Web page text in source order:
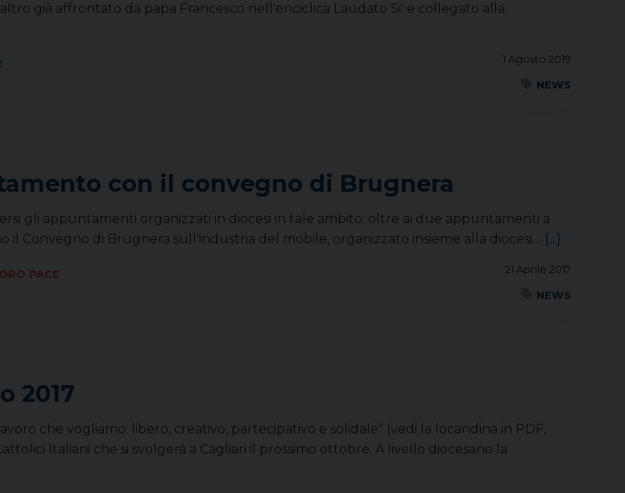
già affrontato da papa Francesco nell'enciclica Laudato Si' e collegato alla
1 Agosto 2019
NEWS
con il convegno di Brugnera
gli appuntamenti organizzati in diocesi in tale ambito: oltre ai due appuntamenti a
il Convegno di Brugnera sull'industria del mobile, organizzato insieme alla diocesi… [...]
21 Aprile 2017
PACE
NEWS
2017
che vogliamo: libero, creativo, partecipativo e solidale" (vedi la locandina in PDF,
Italiani che si svolgerà a Cagliari il prossimo ottobre. A livello diocesano la